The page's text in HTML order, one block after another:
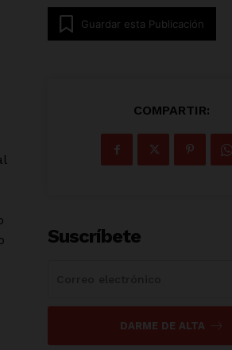
Guardar esta Publicación
COMPARTIR:
Suscríbete
DARME DE ALTA